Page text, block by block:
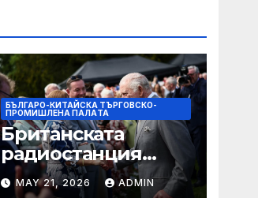
БЪЛГАРО-КИТАЙСКА ТЪРГОВСКО-
ПРОМИШЛЕНА ПАЛAТА
Британската
радиостанция
погрешно
съобщава за
MAY 21, 2026 ADMIN